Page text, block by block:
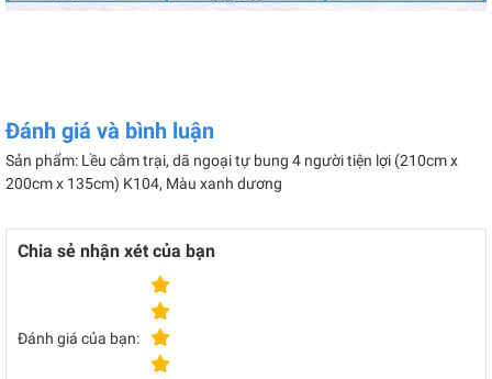
Đánh giá và bình luận
Sản phẩm: Lều cắm trại, dã ngoại tự bung 4 người tiện lợi (210cm x
200cm x 135cm) K104, Màu xanh dương
Chia sẻ nhận xét của bạn
Đánh giá của bạn: